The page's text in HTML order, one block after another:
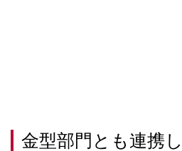
金型部門とも連携